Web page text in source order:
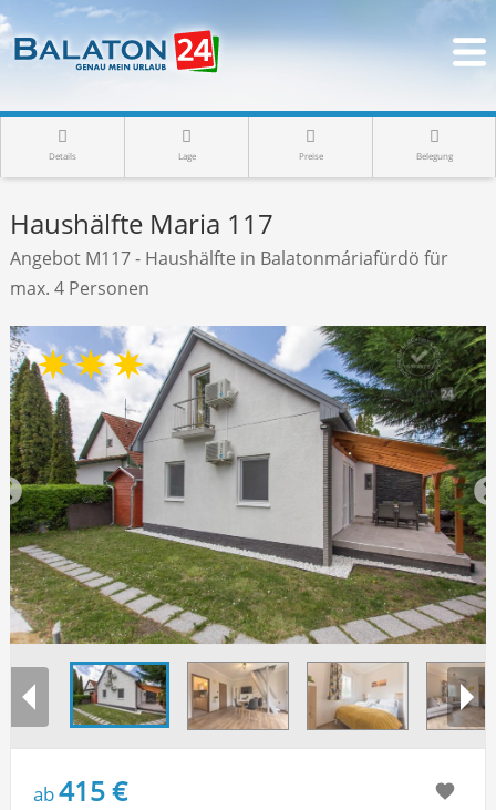
Details Lage Preise Belegung
Haushälfte Maria 117
Angebot M117 - Haushälfte in Balatonmáriafürdö für
max. 4 Personen
ab415 €